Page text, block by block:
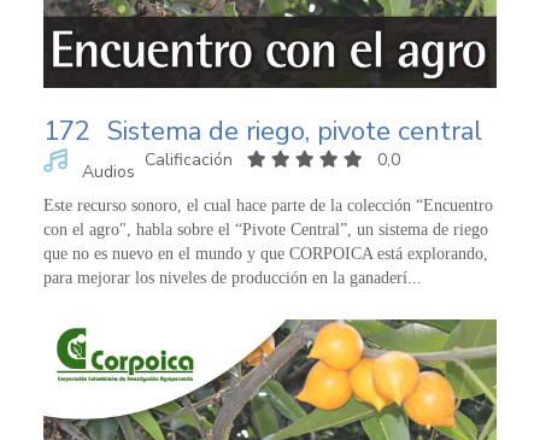
172 Sistema de riego, pivote central
Audios
Calificación 0,0
Este recurso sonoro, el cual hace parte de la colección “Encuentro
con el agro", habla sobre el “Pivote Central”, un sistema de riego
que no es nuevo en el mundo y que CORPOICA está explorando,
para mejorar los niveles de producción en la ganaderí...